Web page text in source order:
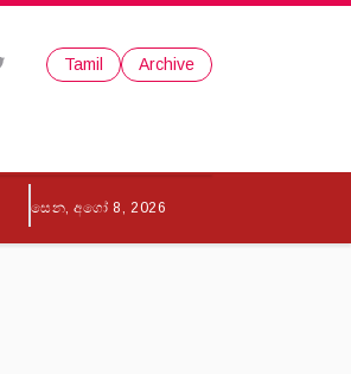
Tamil Archive
සෙන, අගෝ 8, 2026